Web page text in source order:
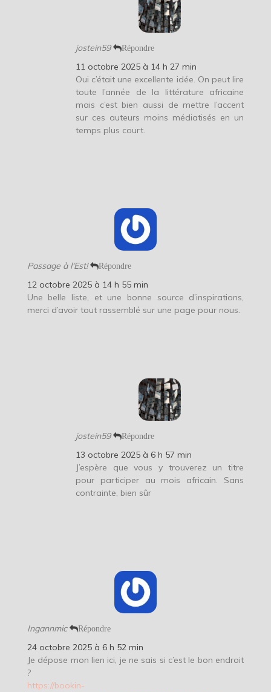
jostein59 Répondre
11 octobre 2025 à 14 h 27 min
Oui c’était une excellente idée. On peut lire
toute l’année de la littérature africaine
mais c’est bien aussi de mettre l’accent
sur ces auteurs moins médiatisés en un
temps plus court.
Passage à l'Est! Répondre
12 octobre 2025 à 14 h 55 min
Une belle liste, et une bonne source d’inspirations,
merci d’avoir tout rassemblé sur une page pour nous.
jostein59 Répondre
13 octobre 2025 à 6 h 57 min
J’espère que vous y trouverez un titre
pour participer au mois africain. Sans
contrainte, bien sûr
Ingannmic Répondre
24 octobre 2025 à 6 h 52 min
Je dépose mon lien ici, je ne sais si c’est le bon endroit
?
https://bookin-